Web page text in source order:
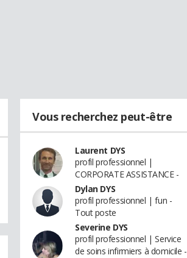
Vous recherchez peut-être
Laurent DYS
profil professionnel |
CORPORATE ASSISTANCE -
Dylan DYS
profil professionnel | fun -
Tout poste
Severine DYS
profil professionnel | Service
de soins infirmiers à domicile -